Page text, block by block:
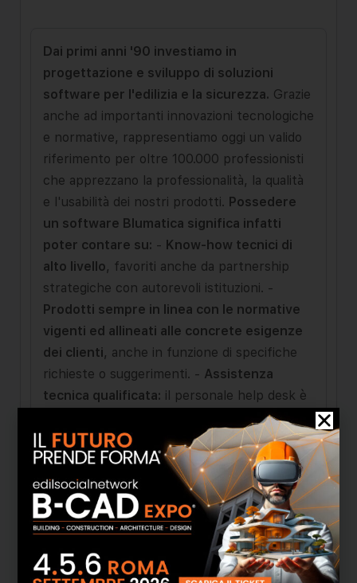
Dai primi anni '90 investiamo in
progettazione e sviluppo di soluzioni
software per l'edilizia e la sicurezza. Grazie
anche ad importanti innovazioni tecnologiche
e normative, rappresentiamo oggi un valido
riferimento per oltre 100.000 professionisti
che apprezzano la professionalità, la qualità
e l'usabilità dei nostri prodotti. Possedere
un software Blumatica significa infatti
poter contare su: - Know-how tecnici di
alto livello, favoriti anche da partnership
strategiche con autorevoli istituzioni. -
Prodotti sempre in linea con le normative
vigenti ed allineati alle concrete esigenze
dei clienti, anche in funzione di specifiche
richieste o suggerimenti. - Assistenza
tecnica qualificata: il personale help desk è
adeguatamente formato sui software e sulle
tecnologie informatiche per garantire un
servizio rapido ed efficace I clienti Blumatica
hanno bisogno di supporto tecnico,
tecnologico e normativo.Sempre attenti
alle tue esigenze- Proponiamovalide
quali la formula del
noleggio software, per soddisfare le esigenze